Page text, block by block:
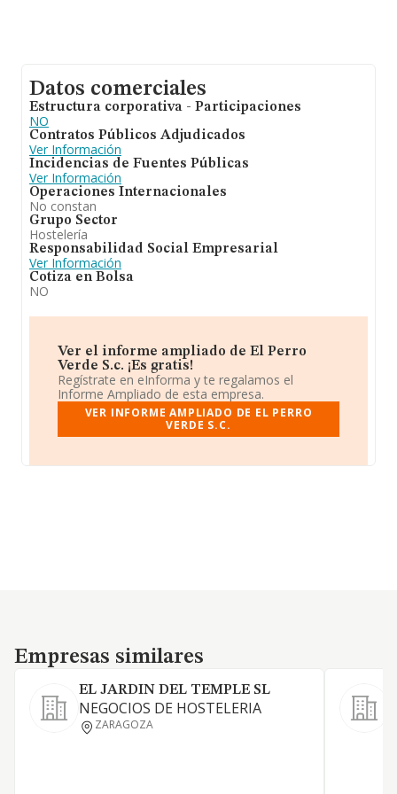
Datos comerciales
Estructura corporativa - Participaciones
NO
Contratos Públicos Adjudicados
Ver Información
Incidencias de Fuentes Públicas
Ver Información
Operaciones Internacionales
No constan
Grupo Sector
Hostelería
Responsabilidad Social Empresarial
Ver Información
Cotiza en Bolsa
NO
Ver el informe ampliado de El Perro
Verde S.c. ¡Es gratis!
Regístrate en eInforma y te regalamos el
Informe Ampliado de esta empresa.
VER INFORME AMPLIADO DE EL PERRO
VERDE S.C.
Empresas similares
Empresas similares
EL JARDIN DEL TEMPLE SL
NEGOCIOS DE HOSTELERIA
ZARAGOZA